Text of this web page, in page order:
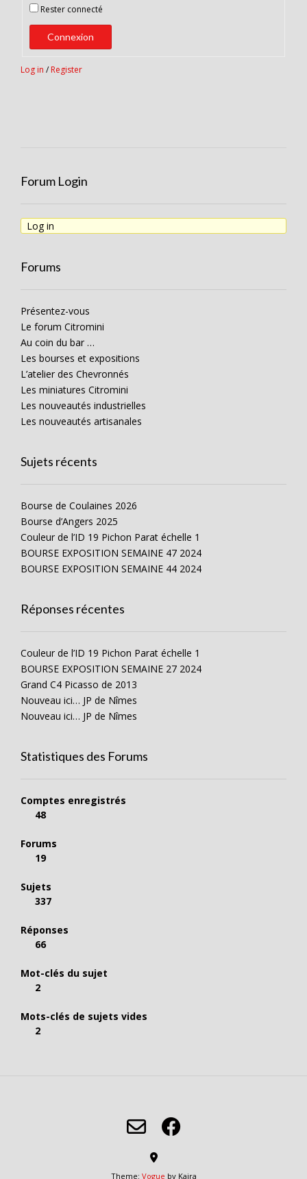
Rester connecté
Connexion
Log in / Register
Forum Login
Log in
Forums
Présentez-vous
Le forum Citromini
Au coin du bar …
Les bourses et expositions
L’atelier des Chevronnés
Les miniatures Citromini
Les nouveautés industrielles
Les nouveautés artisanales
Sujets récents
Bourse de Coulaines 2026
Bourse d’Angers 2025
Couleur de l’ID 19 Pichon Parat échelle 1
BOURSE EXPOSITION SEMAINE 47 2024
BOURSE EXPOSITION SEMAINE 44 2024
Réponses récentes
Couleur de l’ID 19 Pichon Parat échelle 1
BOURSE EXPOSITION SEMAINE 27 2024
Grand C4 Picasso de 2013
Nouveau ici… JP de Nîmes
Nouveau ici… JP de Nîmes
Statistiques des Forums
Comptes enregistrés
48
Forums
19
Sujets
337
Réponses
66
Mot-clés du sujet
2
Mots-clés de sujets vides
2
Theme: Vogue by Kaira